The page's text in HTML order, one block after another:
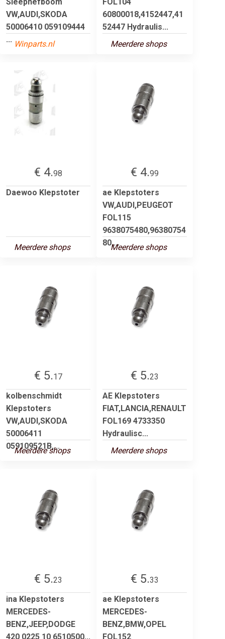
VW,AUDI,SKODA
50006410 059109444
... Winparts.nl
60800018,4152447,41
52447 Hydraulis...
Meerdere shops
€ 4.98
Daewoo Klepstoter
Meerdere shops
€ 4.99
ae Klepstoters
VW,AUDI,PEUGEOT
FOL115
9638075480,96380754
80,...Meerdere shops
€ 5.17
kolbenschmidt
Klepstoters
VW,AUDI,SKODA
50006411
059109521B,...
Meerdere shops
€ 5.23
AE Klepstoters
FIAT,LANCIA,RENAULT
FOL169 4733350
Hydraulisc...
Meerdere shops
€ 5.23
ina Klepstoters
MERCEDES-
BENZ,JEEP,DODGE
420 0225 10 6510500...
€ 5.33
ae Klepstoters
MERCEDES-
BENZ,BMW,OPEL
FOL152